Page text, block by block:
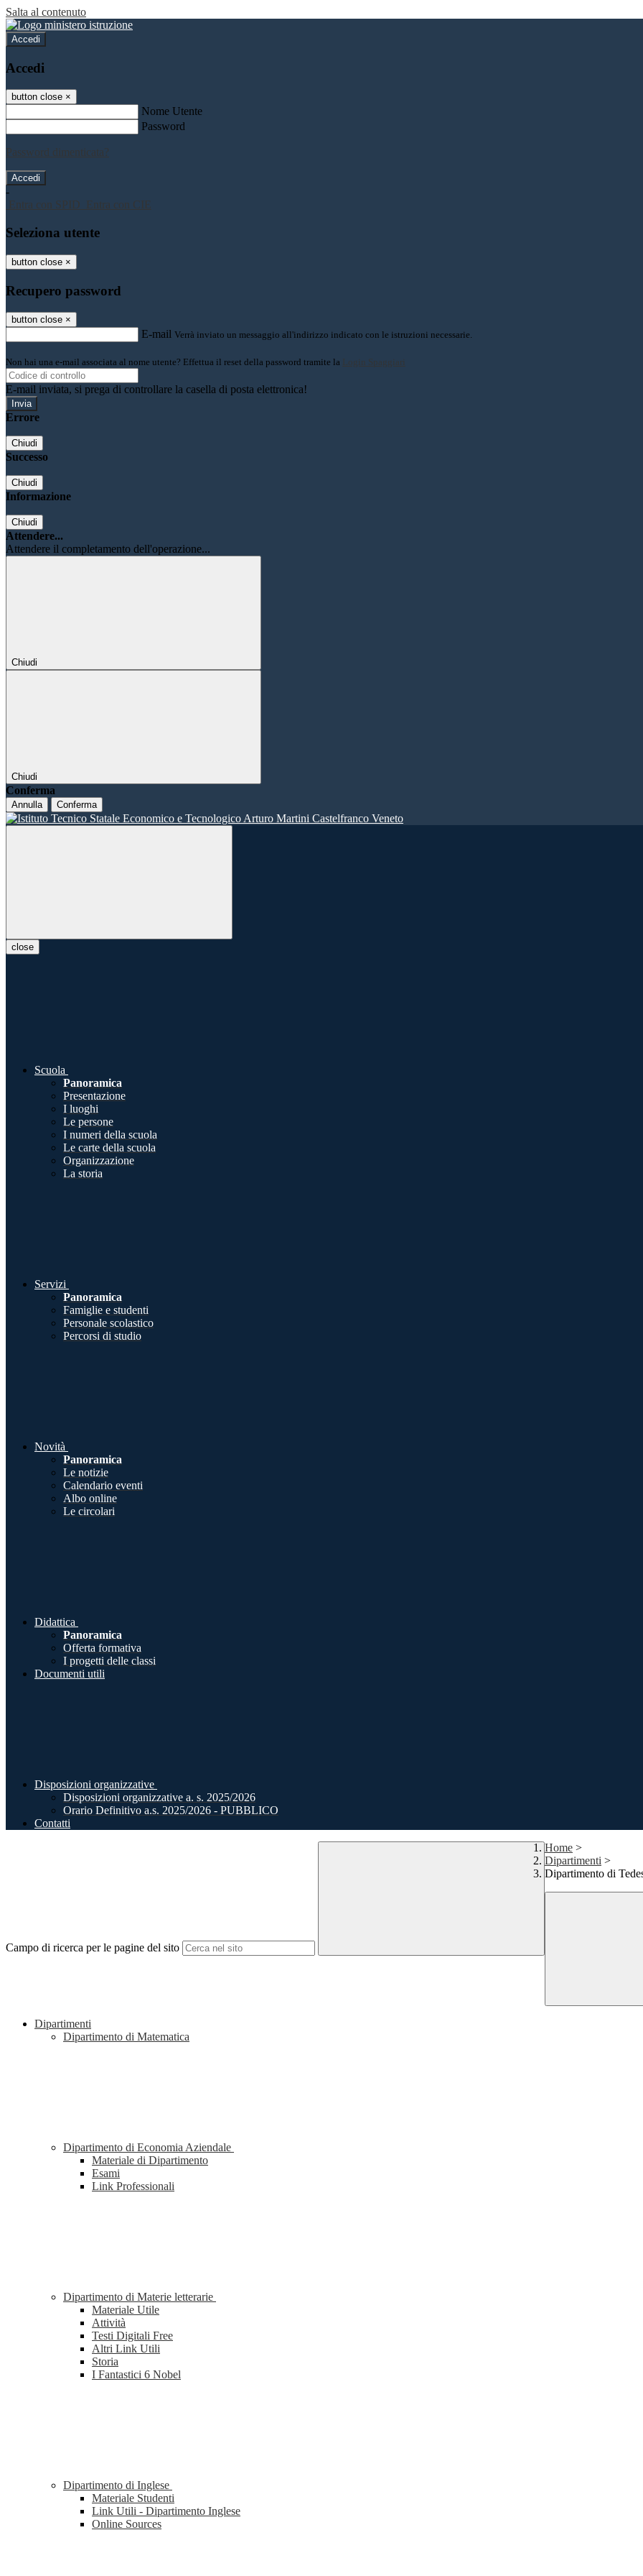
Salta al contenuto
Accedi
Accedi
button close ×
Nome Utente
Password
Password dimenticata?
-
Entra con SPID
Entra con CIE
Seleziona utente
button close ×
Recupero password
button close ×
E-mail Verrà inviato un messaggio all'indirizzo indicato con le istruzioni necessarie.
Non hai una e-mail associata al nome utente? Effettua il reset della password tramite la Login Spaggiari
E-mail inviata, si prega di controllare la casella di posta elettronica!
Errore
Chiudi
Successo
Chiudi
Informazione
Chiudi
Attendere...
Attendere il completamento dell'operazione...
Chiudi
Chiudi
Conferma
Annulla Conferma
close
Scuola
Panoramica
Presentazione
I luoghi
Le persone
I numeri della scuola
Le carte della scuola
Organizzazione
La storia
Servizi
Panoramica
Famiglie e studenti
Personale scolastico
Percorsi di studio
Novità
Panoramica
Le notizie
Calendario eventi
Albo online
Le circolari
Didattica
Panoramica
Offerta formativa
I progetti delle classi
Documenti utili
Disposizioni organizzative
Disposizioni organizzative a. s. 2025/2026
Orario Definitivo a.s. 2025/2026 - PUBBLICO
Contatti
Campo di ricerca per le pagine del sito
Home >
Dipartimenti >
Dipartimento di
Dipartimenti
Dipartimento di Matematica
Dipartimento di Economia Aziendale
Materiale di Dipartimento
Esami
Link Professionali
Dipartimento di Materie letterarie
Materiale Utile
Attività
Testi Digitali Free
Altri Link Utili
Storia
I Fantastici 6 Nobel
Dipartimento di Inglese
Materiale Studenti
Link Utili - Dipartimento Inglese
Online Sources